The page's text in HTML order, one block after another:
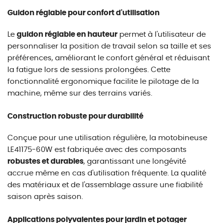
Guidon réglable pour confort d'utilisation
Le guidon réglable en hauteurpermet à l'utilisateur de
personnaliser la position de travail selon sa taille et ses
préférences, améliorant le confort général et réduisant
la fatigue lors de sessions prolongées. Cette
fonctionnalité ergonomique facilite le pilotage de la
machine, même sur des terrains variés.
Construction robuste pour durabilité
Conçue pour une utilisation régulière, la motobineuse
LE41175-60W est fabriquée avec des composants
robustes et durables, garantissant une longévité
accrue même en cas d'utilisation fréquente. La qualité
des matériaux et de l'assemblage assure une fiabilité
saison après saison.
Applications polyvalentes pour jardin et potager